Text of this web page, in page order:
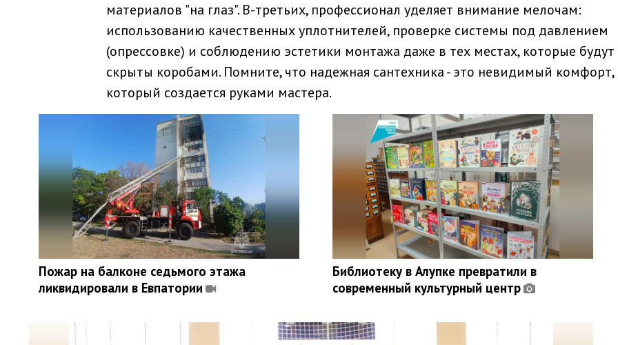
материалов "на глаз". В-третьих, профессионал уделяет внимание мелочам:
использованию качественных уплотнителей, проверке системы под давлением
(опрессовке) и соблюдению эстетики монтажа даже в тех местах, которые будут
скрыты коробами. Помните, что надежная сантехника - это невидимый комфорт,
который создается руками мастера.
Пожар на балконе седьмого этажа
ликвидировали в Евпатории
Библиотеку в Алупке превратили в
современный культурный центр